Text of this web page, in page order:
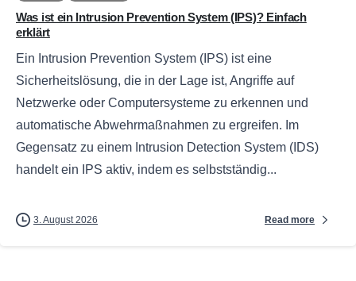
Was ist ein Intrusion Prevention System (IPS)? Einfach
erklärt
Ein Intrusion Prevention System (IPS) ist eine
Sicherheitslösung, die in der Lage ist, Angriffe auf
Netzwerke oder Computersysteme zu erkennen und
automatische Abwehrmaßnahmen zu ergreifen. Im
Gegensatz zu einem Intrusion Detection System (IDS)
handelt ein IPS aktiv, indem es selbstständig...
3. August 2026 Read more